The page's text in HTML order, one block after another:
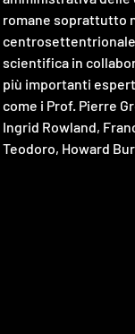
romane soprattutto
scientifica in
più importanti
come i Prof. Pierre
Ingrid Rowland,
Teodoro, Howard